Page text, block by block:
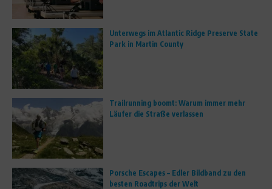
Unterwegs im Atlantic Ridge Preserve State
Park in Martin County
Trailrunning boomt: Warum immer mehr
Läufer die Straße verlassen
Porsche Escapes – Edler Bildband zu den
besten Roadtrips der Welt